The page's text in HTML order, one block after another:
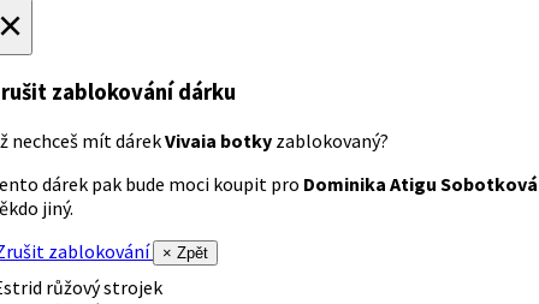
zablokování dárku
nechceš mít dárekVivaia botky zablokovaný?
dárek pak bude moci koupit pro Dominika Atigu Sobotková
jiný.
zablokování
× Zpět